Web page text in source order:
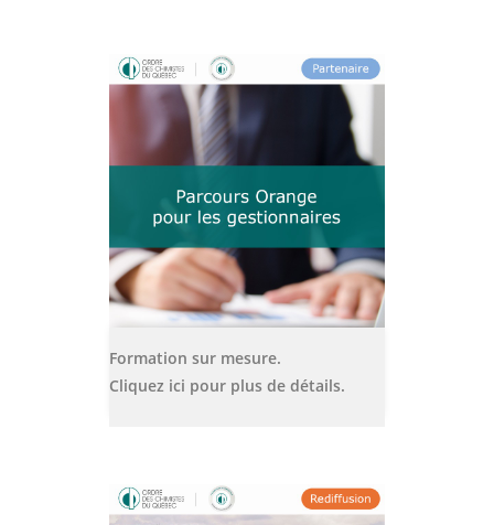
Formation sur mesure.
Cliquez ici pour plus de détails.